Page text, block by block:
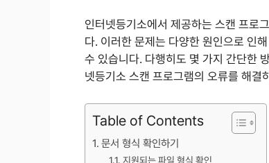
인터넷등기소에서 제공하는 스캔 프로
다. 이러한 문제는 다양한 원인으로 인
수 있습니다. 다행히도 몇 가지 간단한
넷등기소 스캔 프로그램의 오류를 해
Table of Contents
문서 형식 확인하기
지원되는 파일 형식 확인